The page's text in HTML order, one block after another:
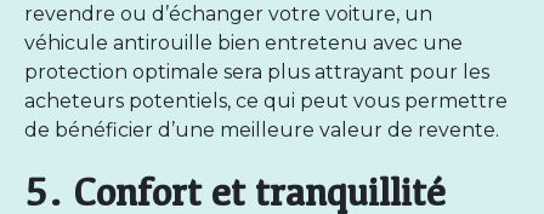
revendre ou d’échanger votre voiture, un
véhicule antirouille bien entretenu avec une
protection optimale sera plus attrayant pour les
acheteurs potentiels, ce qui peut vous permettre
de bénéficier d’une meilleure valeur de revente.
5. Confort et tranquillité